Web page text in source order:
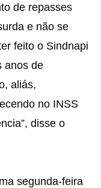
de repasses
e não se
feito o Sindnapi
anos de
aliás,
no INSS
disse o
segunda-feira